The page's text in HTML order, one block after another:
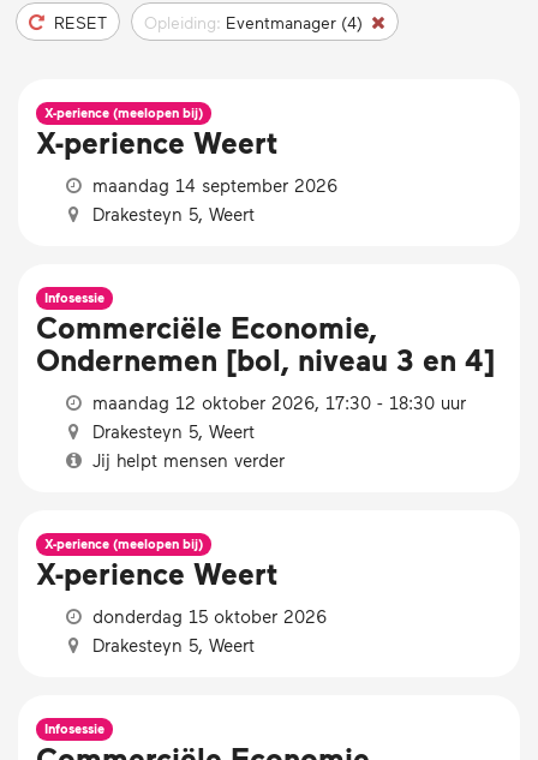
RESET Opleiding: Eventmanager (4)
X-perience (meelopen bij)
X-perience Weert
maandag 14 september 2026
Drakesteyn 5, Weert
Infosessie
Commerciële Economie,
Ondernemen [bol, niveau 3 en 4]
maandag 12 oktober 2026, 17:30 - 18:30 uur
Drakesteyn 5, Weert
Jij helpt mensen verder
X-perience (meelopen bij)
X-perience Weert
donderdag 15 oktober 2026
Drakesteyn 5, Weert
Infosessie